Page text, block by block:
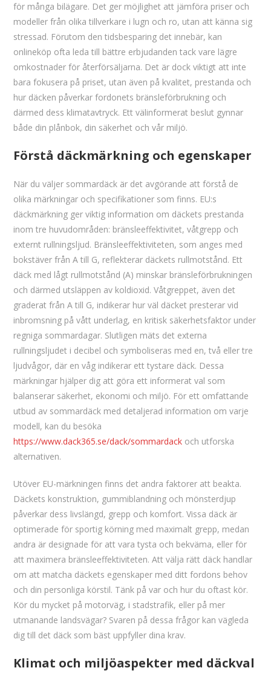
för många bilägare. Det ger möjlighet att jämföra priser och
modeller från olika tillverkare i lugn och ro, utan att känna sig
stressad. Förutom den tidsbesparing det innebär, kan
onlineköp ofta leda till bättre erbjudanden tack vare lägre
omkostnader för återförsäljarna. Det är dock viktigt att inte
bara fokusera på priset, utan även på kvalitet, prestanda och
hur däcken påverkar fordonets bränsleförbrukning och
därmed dess klimatavtryck. Ett välinformerat beslut gynnar
både din plånbok, din säkerhet och vår miljö.
Förstå däckmärkning och egenskaper
När du väljer sommardäck är det avgörande att förstå de
olika märkningar och specifikationer som finns. EU:s
däckmärkning ger viktig information om däckets prestanda
inom tre huvudområden: bränsleeffektivitet, våtgrepp och
externt rullningsljud. Bränsleeffektiviteten, som anges med
bokstäver från A till G, reflekterar däckets rullmotstånd. Ett
däck med lågt rullmotstånd (A) minskar bränsleförbrukningen
och därmed utsläppen av koldioxid. Våtgreppet, även det
graderat från A till G, indikerar hur väl däcket presterar vid
inbromsning på vått underlag, en kritisk säkerhetsfaktor under
regniga sommardagar. Slutligen mäts det externa
rullningsljudet i decibel och symboliseras med en, två eller tre
ljudvågor, där en våg indikerar ett tystare däck. Dessa
märkningar hjälper dig att göra ett informerat val som
balanserar säkerhet, ekonomi och miljö. För ett omfattande
utbud av sommardäck med detaljerad information om varje
modell, kan du besöka
https://www.dack365.se/dack/sommardack och utforska
alternativen.
Utöver EU-märkningen finns det andra faktorer att beakta.
Däckets konstruktion, gummiblandning och mönsterdjup
påverkar dess livslängd, grepp och komfort. Vissa däck är
optimerade för sportig körning med maximalt grepp, medan
andra är designade för att vara tysta och bekväma, eller för
att maximera bränsleeffektiviteten. Att välja rätt däck handlar
om att matcha däckets egenskaper med ditt fordons behov
och din personliga körstil. Tänk på var och hur du oftast kör.
Kör du mycket på motorväg, i stadstrafik, eller på mer
utmanande landsvägar? Svaren på dessa frågor kan vägleda
dig till det däck som bäst uppfyller dina krav.
Klimat och miljöaspekter med däckval